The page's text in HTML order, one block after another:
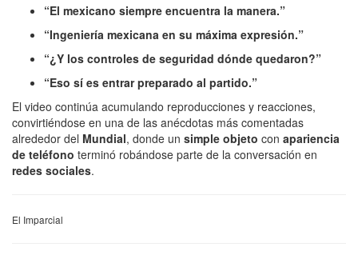
“El mexicano siempre encuentra la manera.”
“Ingeniería mexicana en su máxima expresión.”
“¿Y los controles de seguridad dónde quedaron?”
“Eso sí es entrar preparado al partido.”
El video continúa acumulando reproducciones y reacciones,
convirtiéndose en una de las anécdotas más comentadas
alrededor del Mundial, donde un simple objeto con apariencia
de teléfono terminó robándose parte de la conversación en
redes sociales.
El Imparcial